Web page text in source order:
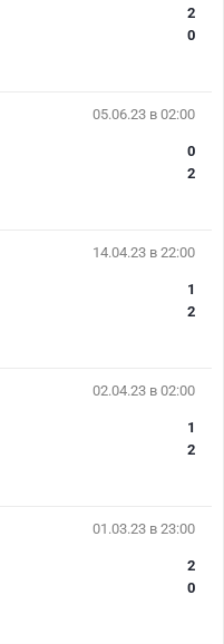
2
0
05.06.23 в 02:00
0
2
14.04.23 в 22:00
1
2
02.04.23 в 02:00
1
2
01.03.23 в 23:00
2
0